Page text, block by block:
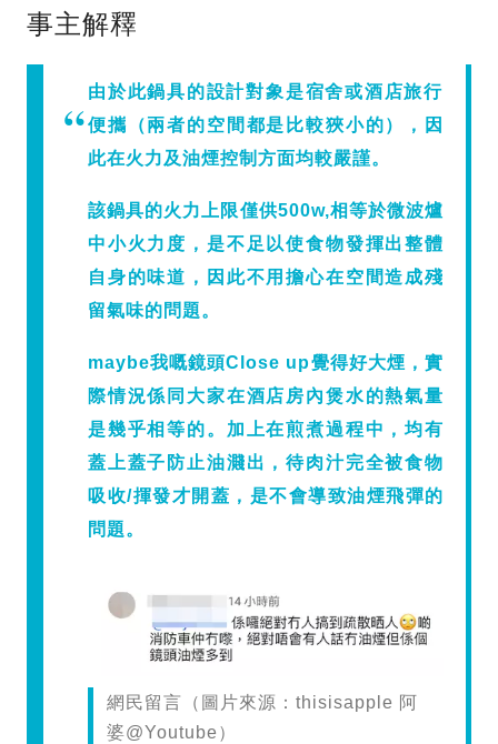
事主解釋
由於此鍋具的設計對象是宿舍或酒店旅行
便攜（兩者的空間都是比較狹小的），因
此在火力及油煙控制方面均較嚴謹。
該鍋具的火力上限僅供500w,相等於微波爐
中小火力度，是不足以使食物發揮出整體
自身的味道，因此不用擔心在空間造成殘
留氣味的問題。
maybe我嘅鏡頭Close up覺得好大煙，實
際情況係同大家在酒店房內煲水的熱氣量
是幾乎相等的。加上在煎煮過程中，均有
蓋上蓋子防止油濺出，待肉汁完全被食物
吸收/揮發才開蓋，是不會導致油煙飛彈的
問題。
網民留言（圖片來源：thisisapple 阿
婆@Youtube）